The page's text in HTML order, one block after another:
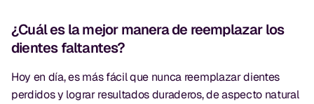
¿Cuál es la mejor manera de reemplazar los
dientes faltantes?
Hoy en día, es más fácil que nunca reemplazar dientes
perdidos y lograr resultados duraderos, de aspecto natural